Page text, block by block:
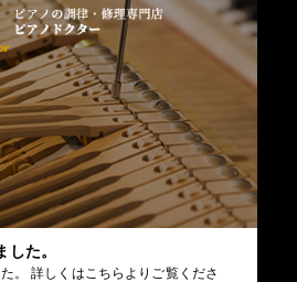
した。
。 詳しくはこちらよりご覧くださ